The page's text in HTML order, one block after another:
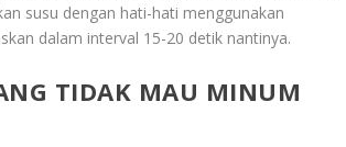
susu dengan hati-hati menggunakan
dalam interval 15-20 detik nantinya.
TIDAK MAU MINUM